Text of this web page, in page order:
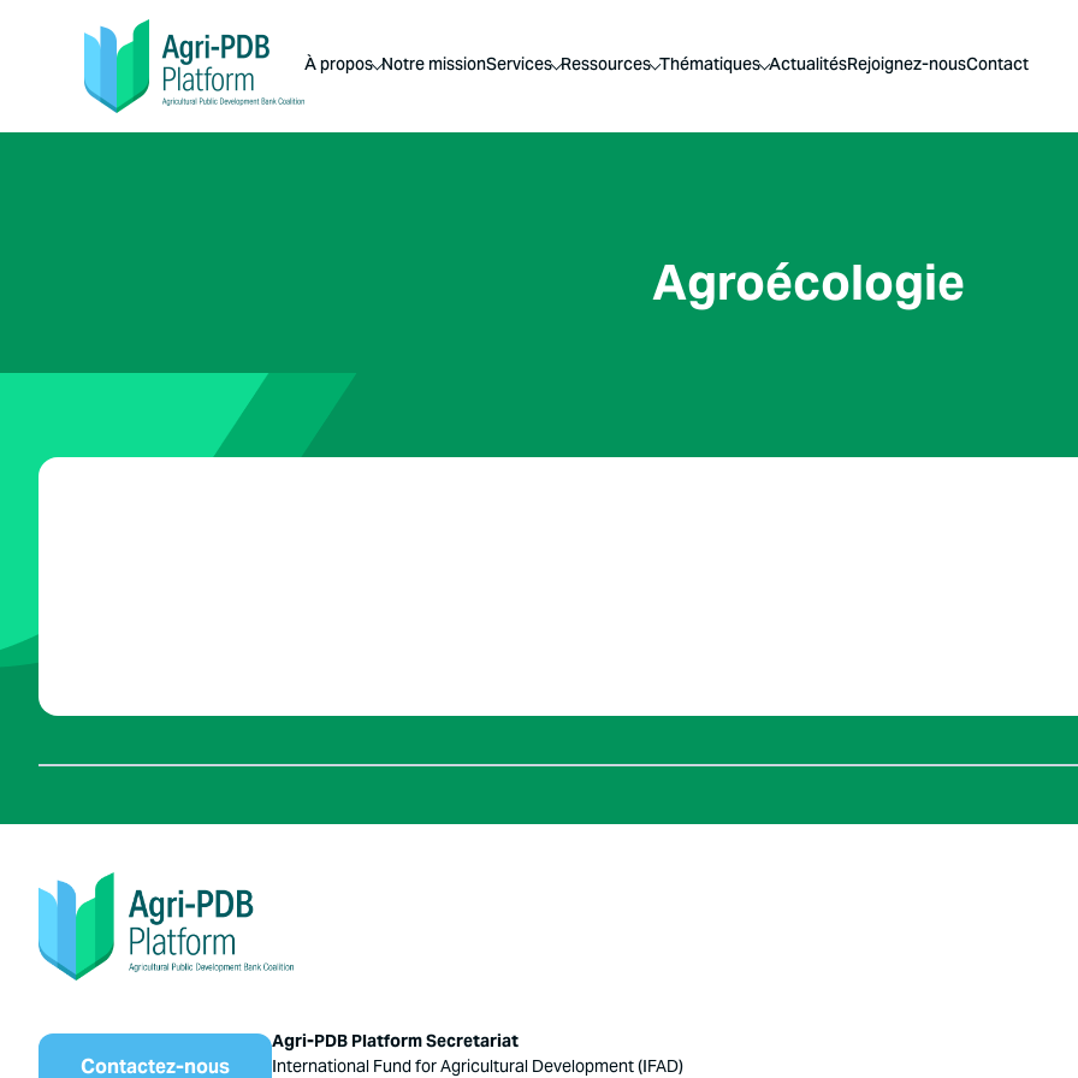
À propos Notre missionServices Ressources Thématiques ActualitésRejoignez-nousContact
Agroécologie
Contactez-nous
Agri-PDB Platform Secretariat
International Fund for Agricultural Development (IFAD)